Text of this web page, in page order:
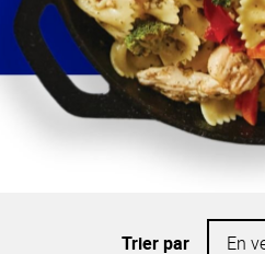
Trier par